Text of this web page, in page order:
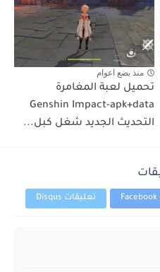
منذ بضع اعوام
تحميل لعبة المغامرة
‏Genshin Impact-apk+data
تعليقات Disqus